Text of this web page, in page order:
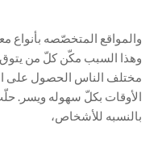
والمواقع المتخصّصه بأنواع
وهذا السبب مكّن كلّ من يتوق
مختلف الناس الحصول على
الأوقات بكلّ سهوله ويسر.
بالنسبه للأشخاص،